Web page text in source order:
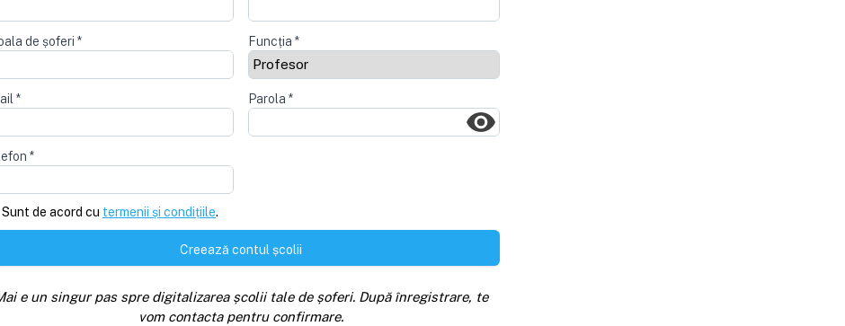
de șoferi * Funcția *
* Parola *
*
Sunt de acord cu termenii și condițiile.
Creează contul școlii
e un singur pas spre digitalizarea școlii tale de șoferi. După înregistrare, te
vom contacta pentru confirmare.